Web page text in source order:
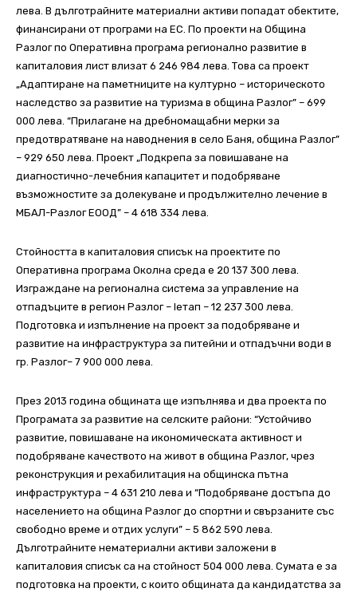
лева. В дълготрайните материални активи попадат обектите,
финансирани от програми на ЕС. По проекти на Община
Разлог по Оперативна програма регионално развитие в
капиталовия лист влизат 6 246 984 лева. Това са проект
„Адаптиране на паметниците на културно – историческото
наследство за развитие на туризма в община Разлог” – 699
000 лева. “Прилагане на дребномащабни мерки за
предотвратяване на наводнения в село Баня, община Разлог”
– 929 650 лева. Проект „Подкрепа за повишаване на
диагностично-лечебния капацитет и подобряване
възможностите за долекуване и продължително лечение в
МБАЛ-Разлог ЕООД” – 4 618 334 лева.
Стойността в капиталовия списък на проектите по
Оперативна програма Околна среда е 20 137 300 лева.
Изграждане на регионална система за управление на
отпадъците в регион Разлог – Іетап – 12 237 300 лева.
Подготовка и изпълнение на проект за подобряване и
развитие на инфраструктура за питейни и отпадъчни води в
гр. Разлог– 7 900 000 лева.
През 2013 година общината ще изпълнява и два проекта по
Програмата за развитие на селските райони: “Устойчиво
развитие, повишаване на икономическата активност и
подобряване качеството на живот в община Разлог, чрез
реконструкция и рехабилитация на общинска пътна
инфраструктура – 4 631 210 лева и “Подобряване достъпа до
населението на община Разлог до спортни и свързаните със
свободно време и отдих услуги” – 5 862 590 лева.
Дълготрайните нематериални активи заложени в
капиталовия списък са на стойност 504 000 лева. Сумата е за
подготовка на проекти, с които общината да кандидатства за